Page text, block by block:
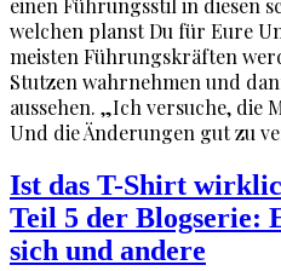
einen Führungsstil in diesen
welchen planst Du für Eure
meisten Führungskräften
Stutzen wahrnehmen und
aussehen. „Ich versuche, die
Und die Änderungen gut zu
Ist das T-Shirt
Teil 5 der Blogserie:
sich und andere